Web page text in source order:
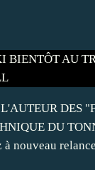
DES
DU
nouveau